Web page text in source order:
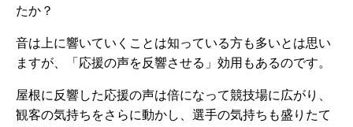
たか？
音は上に響いていくことは知っている方も多いとは思い
ますが、「応援の声を反響させる」効用もあるのです。
屋根に反響した応援の声は倍になって競技場に広がり、
観客の気持ちをさらに動かし、選手の気持ちも盛りたて